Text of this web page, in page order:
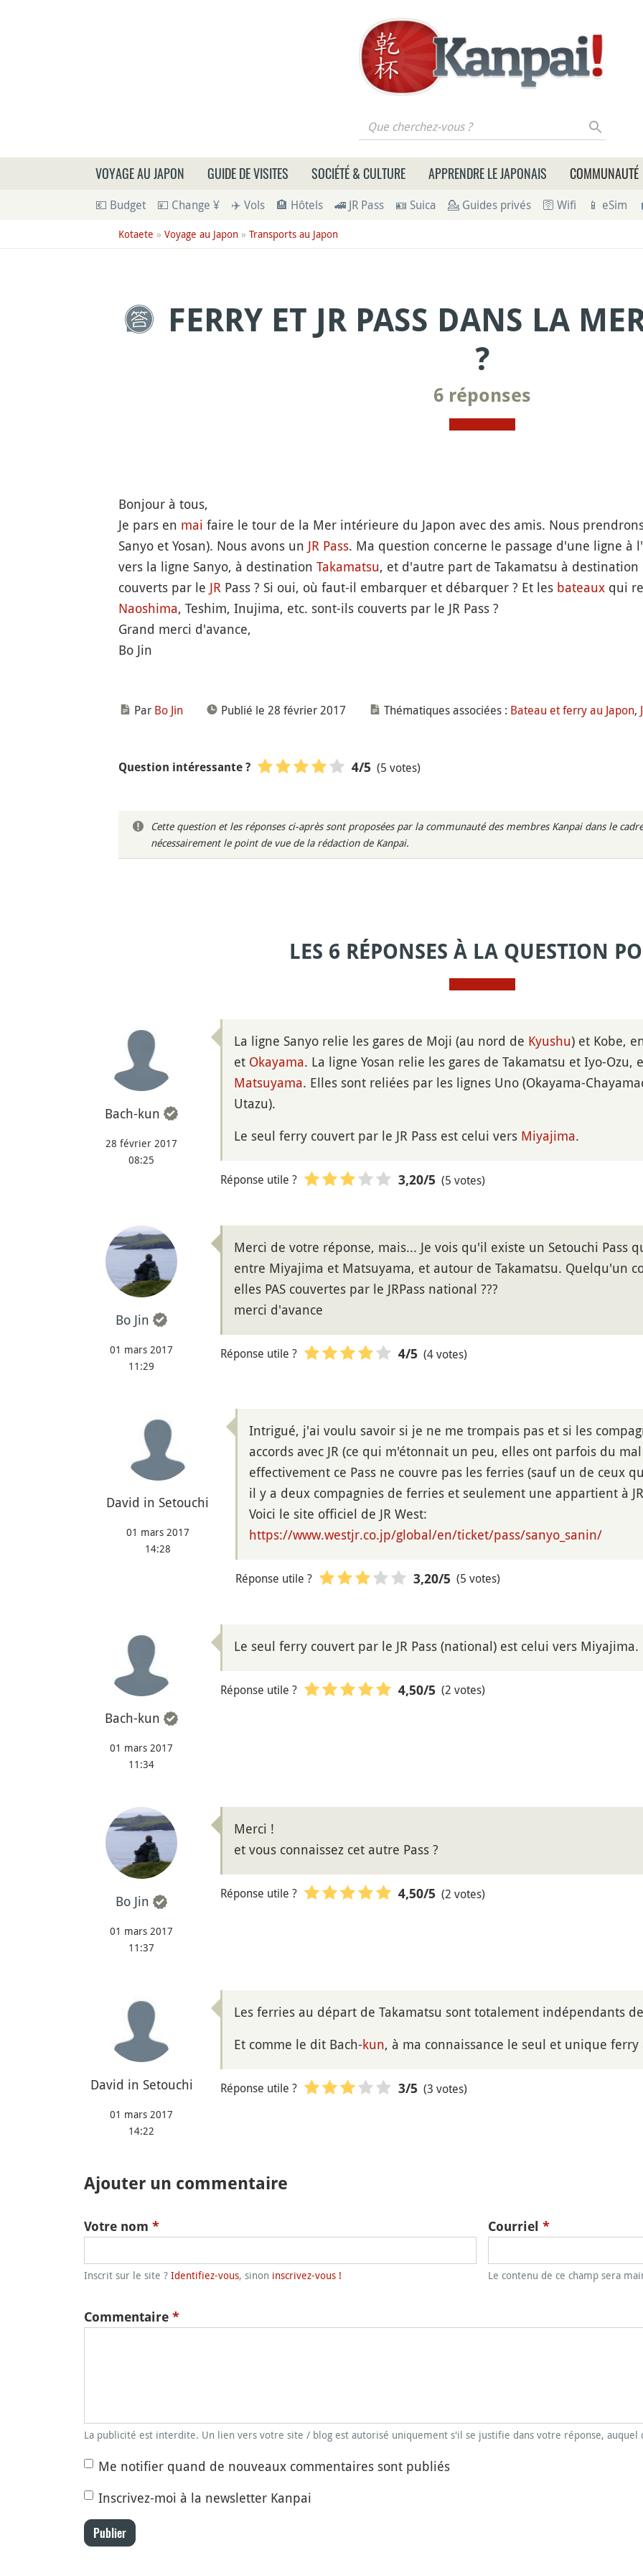
Que cherchez-vous ?
VOYAGE AU JAPON GUIDE DE VISITES SOCIÉTÉ & CULTURE APPRENDRE LE JAPONAIS COMMUNAUTÉ
💶 Budget 💴 Change ¥ ✈️ Vols 🏨 Hôtels 🚄 JR Pass 🪪 Suica 💁 Guides privés 🛜 Wifi 📱 eSim
Kotaete » Voyage au Japon» Transports au Japon
FERRY ET JR PASS DANS LA
?
6 réponses
Bonjour à tous,
Je pars en mai faire le tour de la Mer intérieure du Japon avec des amis. Nous
Sanyo et Yosan). Nous avons un JR Pass. Ma question concerne le passage d'une ligne à
vers la ligne Sanyo, à destination Takamatsu, et d'autre part de Takamatsu à destination
couverts par le JRPass ? Si oui, où faut-il embarquer et débarquer ? Et les bateauxqui
Naoshima, Teshim, Inujima, etc. sont-ils couverts par le JR Pass ?
Grand merci d'avance,
Bo Jin
Par Bo Jin Publié le 28 février 2017 Thématiques associées : Bateau et ferry au Japon,
Question intéressante ? 4/5 (5 votes)
Cette question et les réponses ci-après sont proposées par la communauté des membres Kanpai dans le
nécessairement le point de vue de la rédaction de Kanpai.
LES 6 RÉPONSES À LA QUESTION
Bach-kun
28 février 2017
08:25
La ligne Sanyo relie les gares de Moji (au nord de Kyushu) et Kobe,
et Okayama. La ligne Yosan relie les gares de Takamatsu et Iyo-
Matsuyama. Elles sont reliées par les lignes Uno (Okayama-
Utazu).
Le seul ferry couvert par le JR Pass est celui vers Miyajima.
Réponse utile ? 3,20/5 (5 votes)
Bo Jin
01 mars 2017
11:29
Merci de votre réponse, mais... Je vois qu'il existe un Setouchi Pass
entre Miyajima et Matsuyama, et autour de Takamatsu. Quelqu'un
elles PAS couvertes par le JRPass national ???
merci d'avance
Réponse utile ? 4/5 (4 votes)
David in Setouchi
01 mars 2017
14:28
Intrigué, j'ai voulu savoir si je ne me trompais pas et si les
accords avec JR (ce qui m'étonnait un peu, elles ont parfois du
effectivement ce Pass ne couvre pas les ferries (sauf un de ceux
il y a deux compagnies de ferries et seulement une appartient à
Voici le site officiel de JR West:
https://www.westjr.co.jp/global/en/ticket/pass/sanyo_sanin/
Réponse utile ? 3,20/5 (5 votes)
Bach-kun
01 mars 2017
11:34
Le seul ferry couvert par le JR Pass (national) est celui vers Miyajima.
Réponse utile ? 4,50/5 (2 votes)
Bo Jin
01 mars 2017
11:37
Merci !
et vous connaissez cet autre Pass ?
Réponse utile ? 4,50/5 (2 votes)
David in Setouchi
01 mars 2017
14:22
Les ferries au départ de Takamatsu sont totalement indépendants de
Et comme le dit Bach-kun, à ma connaissance le seul et unique
Réponse utile ? 3/5 (3 votes)
Ajouter un commentaire
Votre nom *
Inscrit sur le site ? Identifiez-vous, sinon inscrivez-vous !
Courriel *
Le contenu de ce champ sera
Commentaire *
La publicité est interdite. Un lien vers votre site / blog est autorisé uniquement s'il se justifie dans votre réponse, auquel
Me notifier quand de nouveaux commentaires sont publiés
Inscrivez-moi à la newsletter Kanpai
Publier